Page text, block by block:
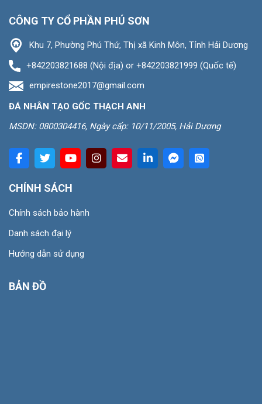
CÔNG TY CỔ PHẦN PHÚ SƠN
Khu 7, Phường Phú Thứ, Thị xã Kinh Môn, Tỉnh Hải Dương
+842203821688 (Nội địa) or +842203821999 (Quốc tế)
empirestone2017@gmail.com
ĐÁ NHÂN TẠO GỐC THẠCH ANH
MSDN: 0800304416, Ngày cấp: 10/11/2005, Hải Dương
CHÍNH SÁCH
Chính sách bảo hành
Danh sách đại lý
Hướng dẫn sử dụng
BẢN ĐỒ